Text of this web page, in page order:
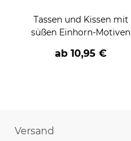
Tassen und Kissen mit
süßen Einhorn-Motiven
ab10,95 €
Versand